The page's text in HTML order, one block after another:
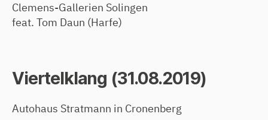
Clemens-Gallerien Solingen
feat. Tom Daun (Harfe)
Viertelklang (31.08.2019)
Autohaus Stratmann in Cronenberg